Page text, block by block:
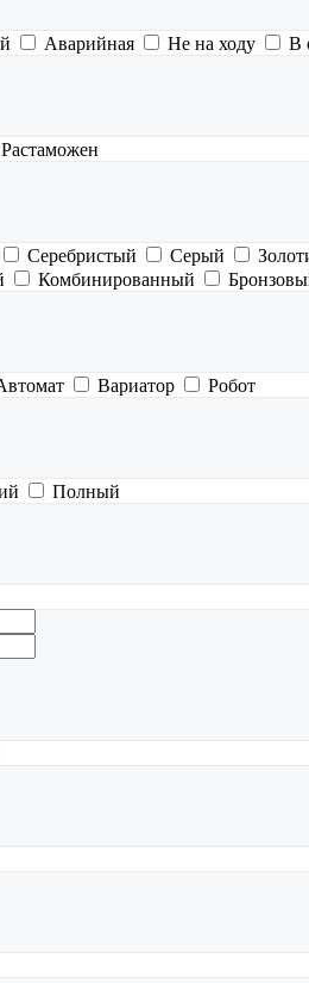
Аварийная Не на ходу В
Растаможен
Серебристый Серый
Комбинированный
Вариатор
Робот
Полный